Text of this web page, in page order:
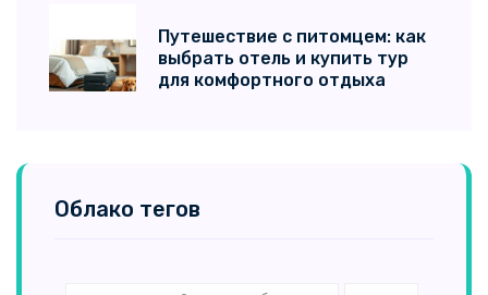
Путешествие с питомцем: как
выбрать отель и купить тур
для комфортного отдыха
Облако тегов